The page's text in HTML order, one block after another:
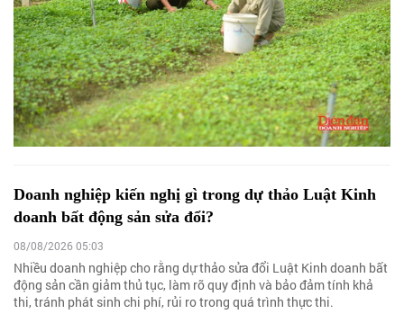
Doanh nghiệp kiến nghị gì trong dự thảo Luật Kinh
doanh bất động sản sửa đổi?
08/08/2026 05:03
Nhiều doanh nghiệp cho rằng dự thảo sửa đổi Luật Kinh doanh bất
động sản cần giảm thủ tục, làm rõ quy định và bảo đảm tính khả
thi, tránh phát sinh chi phí, rủi ro trong quá trình thực thi.